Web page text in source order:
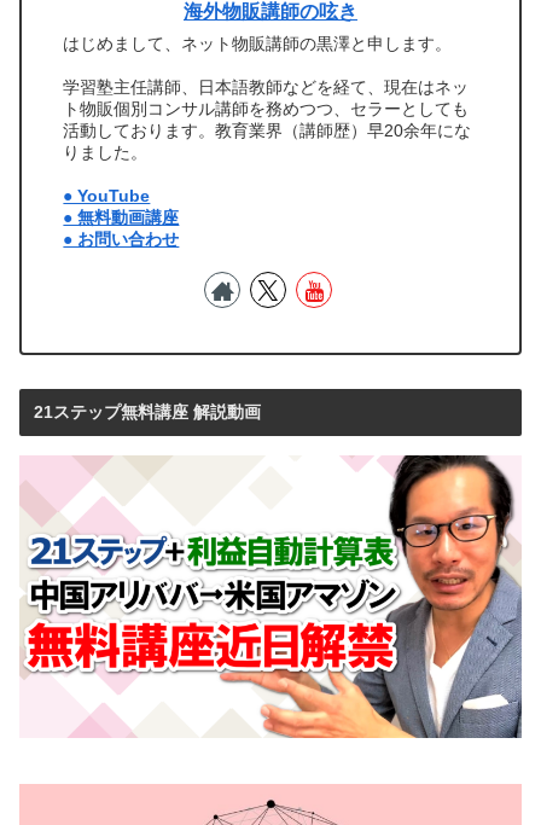
海外物販講師の呟き
はじめまして、ネット物販講師の黒澤と申します。
学習塾主任講師、日本語教師などを経て、現在はネッ
ト物販個別コンサル講師を務めつつ、セラーとしても
活動しております。教育業界（講師歴）早20余年にな
りました。
● YouTube
● 無料動画講座
● お問い合わせ
21ステップ無料講座 解説動画